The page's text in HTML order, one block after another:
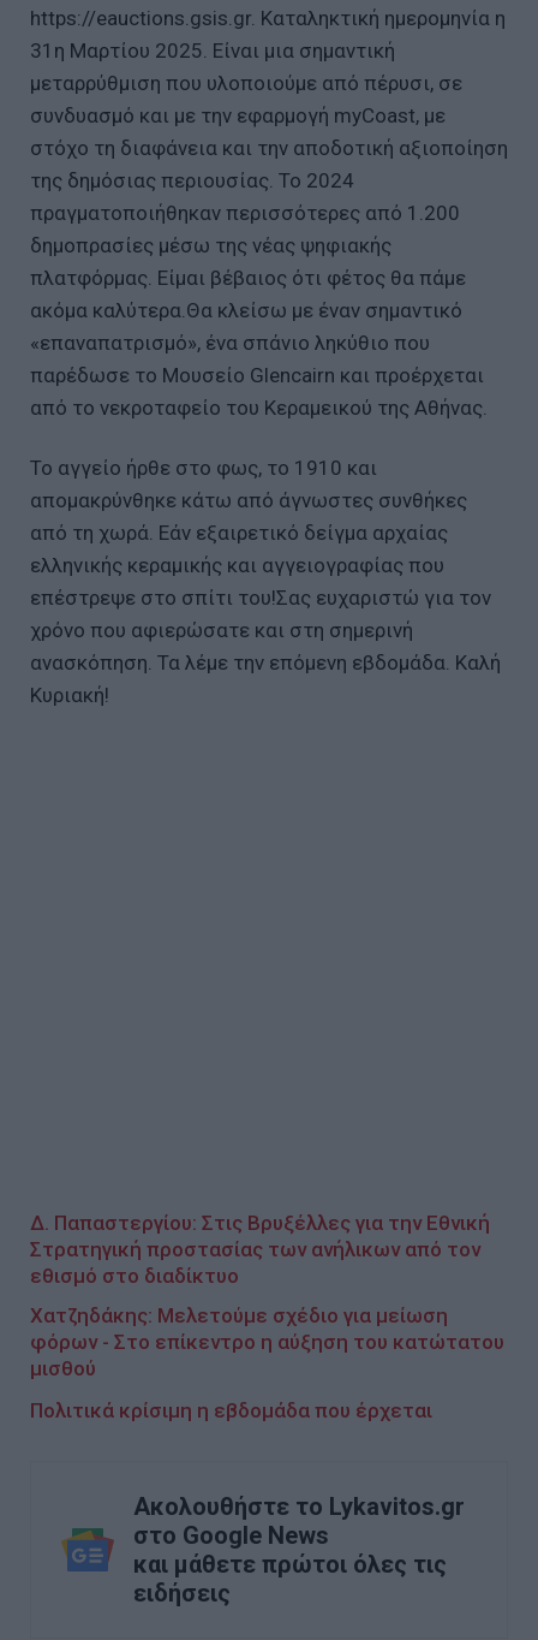
https://eauctions.gsis.gr. Καταληκτική ημερομηνία η
31η Μαρτίου 2025. Είναι μια σημαντική
μεταρρύθμιση που υλοποιούμε από πέρυσι, σε
συνδυασμό και με την εφαρμογή myCoast, με
στόχο τη διαφάνεια και την αποδοτική αξιοποίηση
της δημόσιας περιουσίας. Το 2024
πραγματοποιήθηκαν περισσότερες από 1.200
δημοπρασίες μέσω της νέας ψηφιακής
πλατφόρμας. Είμαι βέβαιος ότι φέτος θα πάμε
ακόμα καλύτερα.Θα κλείσω με έναν σημαντικό
«επαναπατρισμό», ένα σπάνιο ληκύθιο που
παρέδωσε το Μουσείο Glencairn και προέρχεται
από το νεκροταφείο του Κεραμεικού της Αθήνας.
Το αγγείο ήρθε στο φως, το 1910 και
απομακρύνθηκε κάτω από άγνωστες συνθήκες
από τη χωρά. Εάν εξαιρετικό δείγμα αρχαίας
ελληνικής κεραμικής και αγγειογραφίας που
επέστρεψε στο σπίτι του!Σας ευχαριστώ για τον
χρόνο που αφιερώσατε και στη σημερινή
ανασκόπηση. Τα λέμε την επόμενη εβδομάδα. Καλή
Κυριακή!
Δ. Παπαστεργίου: Στις Βρυξέλλες για την Εθνική
Στρατηγική προστασίας των ανήλικων από τον
εθισμό στο διαδίκτυο
Χατζηδάκης: Μελετούμε σχέδιο για μείωση
φόρων - Στο επίκεντρο η αύξηση του κατώτατου
μισθού
Πολιτικά κρίσιμη η εβδομάδα που έρχεται
Ακολουθήστε το Lykavitos.gr
στο Google News
και μάθετε πρώτοι όλες τις
ειδήσεις